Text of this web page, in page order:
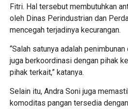
Fitri. Hal tersebut membutuhkan
oleh Dinas Perindustrian dan
mencegah terjadinya kecurangan.
“Salah satunya adalah
juga berkoordinasi dengan pihak
pihak terkait,” katanya.
Selain itu, Andra Soni juga
komoditas pangan tersedia